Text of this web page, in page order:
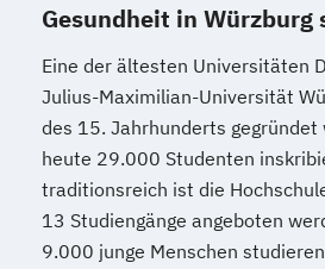
Gesundheit in Würzburg
Eine der ältesten Universitäten
Julius-Maximilian-Universität
des 15. Jahrhunderts gegründet
heute 29.000 Studenten
traditionsreich ist die
13 Studiengänge angeboten
9.000 junge Menschen